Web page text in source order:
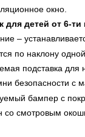
окно.
для детей от 6-ти
–
по наклону одной
подставка для
безопасности с
бампер с
со смотровым